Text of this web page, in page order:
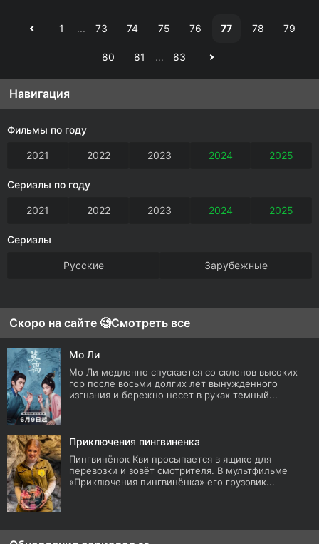
1 ... 73 74 75 76 77 78 79
80 81 ... 83
Навигация
Фильмы по году
2021 2022 2023 2024 2025
Сериалы по году
2021 2022 2023 2024 2025
Сериалы
Русские Зарубежные
Скоро на сайте 🧐Смотреть все
Мо Ли
Мо Ли медленно спускается со склонов высоких
гор после восьми долгих лет вынужденного
изгнания и бережно несет в руках темный...
Приключения пингвиненка
Пингвинёнок Кви просыпается в ящике для
перевозки и зовёт смотрителя. В мультфильме
«Приключения пингвинёнка» его грузовик...